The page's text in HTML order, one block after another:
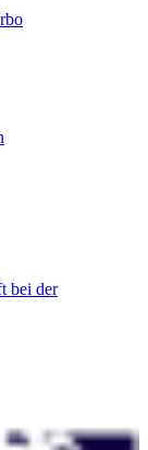
bei der